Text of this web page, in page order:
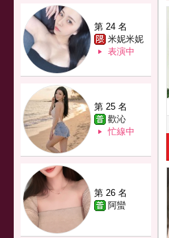
第 24 名
米妮米妮
表演中
第 25 名
歡沁
忙線中
第 26 名
阿蠻